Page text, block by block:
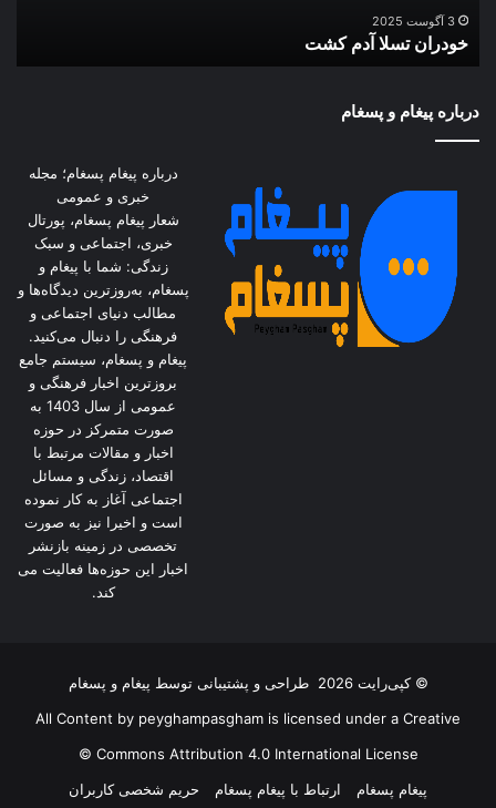
3 آگوست 2025
خودران تسلا آدم کشت
درباره پیغام و پسغام
درباره پیغام پسغام؛ مجله
خبری و عمومی
شعار پیغام پسغام، پورتال
خبری، اجتماعی و سبک
زندگی: شما با پیغام و
پسغام، به‌روزترین دیدگاه‌ها و
مطالب دنیای اجتماعی و
فرهنگی را دنبال می‌کنید.
پیغام و پسغام، سیستم جامع
بروزترین اخبار فرهنگی و
عمومی از سال 1403 به
صورت متمرکز در حوزه
اخبار و مقالات مرتبط با
اقتصاد، زندگی و مسائل
اجتماعی آغاز به کار نموده
است و اخیرا نیز به صورت
تخصصی در زمینه بازنشر
اخبار این حوزه‌ها فعالیت می
کند.
© کپی‌رایت 2026 طراحی و پشتیبانی توسط پیغام و پسغام
All Content by peyghampasgham is licensed under a Creative
Commons Attribution 4.0 International License ©️
پیغام پسغام
ارتباط با پیغام پسغام حریم شخصی کاربران